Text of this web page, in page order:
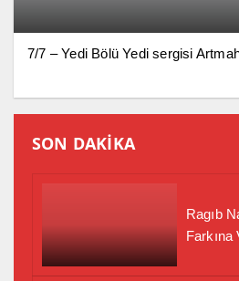
7/7 – Yedi Bölü Yedi sergisi
SON DAKİKA
Ragıb
Farkına